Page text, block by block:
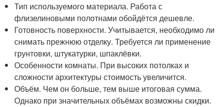
Тип используемого материала. Работа с
флизелиновыми полотнами обойдётся дешевле.
Готовность поверхности. Учитывается, необходимо ли
снимать прежнюю отделку. Требуется ли применение
грунтовки, штукатурки, шпаклёвки.
Особенности комнаты. При высоких потолках и
сложности архитектуры стоимость увеличится.
Объём. Чем он больше, тем выше итоговая сумма.
Однако при значительных объёмах возможны скидки.